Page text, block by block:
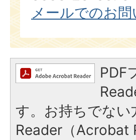
メールでのお
PDF
す。お持ちでな
Reader（Acrobat